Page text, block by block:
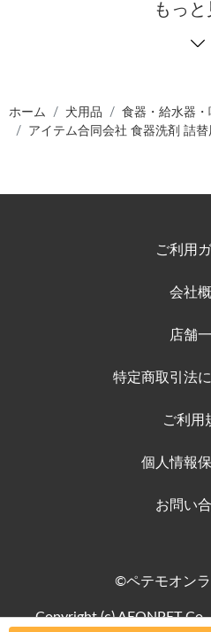
もっと
ホーム 犬用品 食器・給水器・
アイテム合同会社 食器洗剤 詰替
ご利用
会社
店舗
特定商取引法
ご利用
個人情報
お問い
©ペテモオン
Copyright (c) AEONPET